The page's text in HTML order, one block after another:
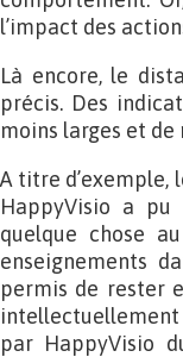
l’impact des
Là encore, le
précis. Des
moins larges et
A titre d’exemple,
HappyVisio a
quelque chose
enseignements
permis de rester
intellectuellement
par HappyVisio